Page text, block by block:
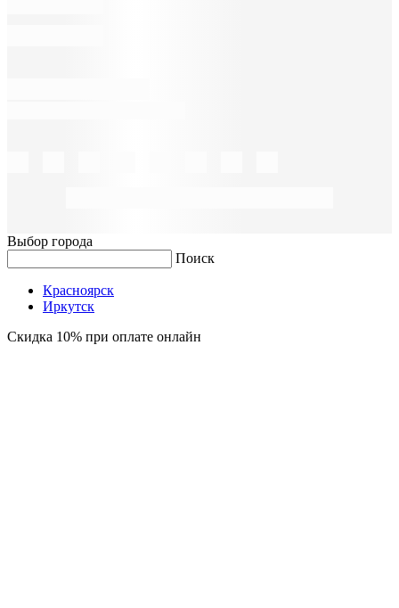
Выбор города
Поиск
Красноярск
Иркутск
Скидка 10% при оплате онлайн